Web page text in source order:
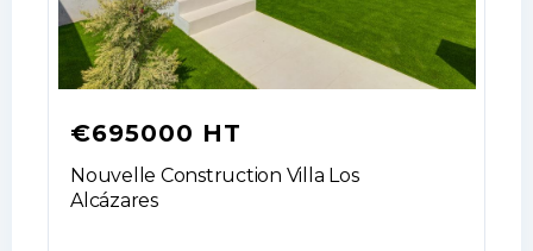
€695000 HT
Nouvelle Construction Villa Los
Alcázares
Log In
Don't have an account?
Username
Password